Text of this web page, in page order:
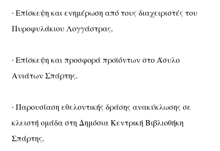
∙ Επίσκεψη και ενημέρωση από τους διαχειριστές του
Πυροφυλάκιου Λογγάστρας.
∙ Επίσκεψη και προσφορά προϊόντων στο Άσυλο
Ανιάτων Σπάρτης.
∙ Παρουσίαση εθελοντικής δράσης ανακύκλωσης σε
κλειστή ομάδα στη Δημόσια Κεντρική Βιβλιοθήκη
Σπάρτης.